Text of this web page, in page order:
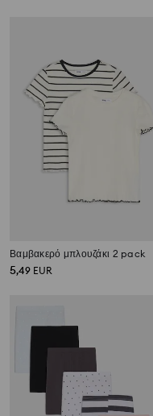
Βαμβακερό μπλουζάκι 2 pack
5,49 EUR